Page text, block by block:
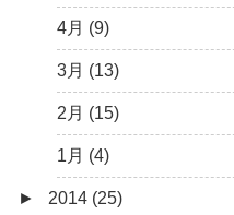
1月 (6)
2月 (12)
1月 (13)
3月 (10)
2月 (8)
1月 (5)
4月 (9)
3月 (13)
2月 (15)
1月 (4)
► 2014 (25)